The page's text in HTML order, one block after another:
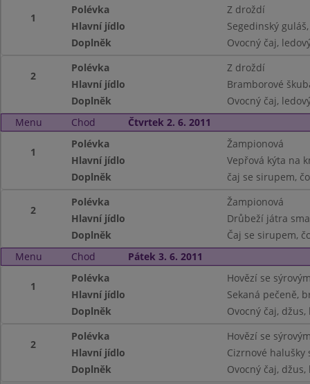
1
Polévka
Z droždí
Hlavní jídlo
Segedinský
Doplněk
Ovocný čaj,
2
Polévka
Z droždí
Hlavní jídlo
Bramborové
Doplněk
Ovocný čaj,
Menu
Chod Čtvrtek 2. 6. 2011
1
Polévka
Žampionová
Hlavní jídlo
Vepřová kýta na
Doplněk
čaj se sirupem,
2
Polévka
Žampionová
Hlavní jídlo
Drůbeží játra
Doplněk
Čaj se sirupem,
Menu
Chod Pátek 3. 6. 2011
1
Polévka
Hovězí se
Hlavní jídlo
Sekaná pečeně,
Doplněk
Ovocný čaj,
2
Polévka
Hovězí se
Hlavní jídlo
Cizrnové halušky
Doplněk
Ovocný čaj,